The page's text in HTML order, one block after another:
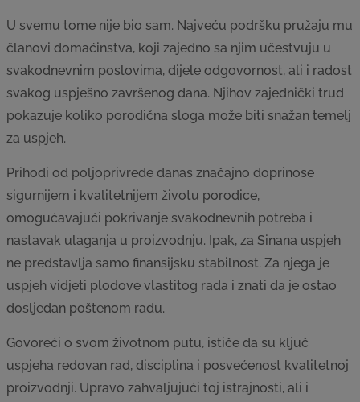
U svemu tome nije bio sam. Najveću podršku pružaju mu
članovi domaćinstva, koji zajedno sa njim učestvuju u
svakodnevnim poslovima, dijele odgovornost, ali i radost
svakog uspješno završenog dana. Njihov zajednički trud
pokazuje koliko porodična sloga može biti snažan temelj
za uspjeh.
Prihodi od poljoprivrede danas značajno doprinose
sigurnijem i kvalitetnijem životu porodice,
omogućavajući pokrivanje svakodnevnih potreba i
nastavak ulaganja u proizvodnju. Ipak, za Sinana uspjeh
ne predstavlja samo finansijsku stabilnost. Za njega je
uspjeh vidjeti plodove vlastitog rada i znati da je ostao
dosljedan poštenom radu.
Govoreći o svom životnom putu, ističe da su ključ
uspjeha redovan rad, disciplina i posvećenost kvalitetnoj
proizvodnji. Upravo zahvaljujući toj istrajnosti, ali i